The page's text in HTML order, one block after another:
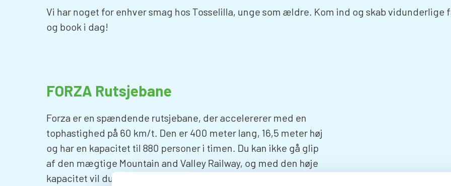
Vi har noget for enhver smag hos Tosselilla, unge som ældre. Kom ind og skab
og book i dag!
FORZA Rutsjebane
Forza er en spændende rutsjebane, der accelererer med en
tophastighed på 60 km/t. Den er 400 meter lang, 16,5 meter høj
og har en kapacitet til 880 personer i timen. Du kan ikke gå glip
af den mægtige Mountain and Valley Railway, og med den høje
kapacitet vil du have tid til at gå mange gange!